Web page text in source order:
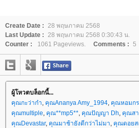
Create Date : 28 พฤษภาคม 2568
Last Update : 28 พฤษภาคม 2568 0:30:43 น.
Counter :
1061 Pageviews. Comments : 5
ผู้โหวตบล็อกนี้...
คุณกะว่าก๋า, คุณAnanya Amy_1994, คุณหอมกร
คุณmultiple, คุณ**mp5**, คุณปัญญา Dh, คุณสา
คุณDevastar, คุณมาช้ายังดีกว่าไม่มา, คุณดอยส